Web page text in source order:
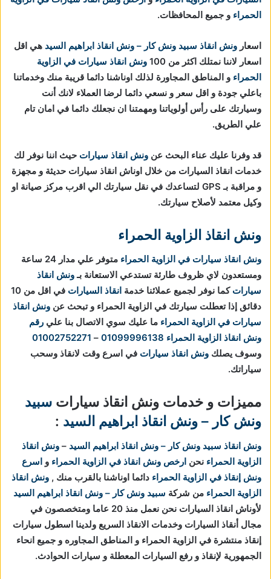
الحمراء و جميع المحافظات.
اسعار ونش انقاذ سبيد ونش كار – ونش انقاذ ابراهيم السيد هي اقل
اسعار لاننا نمتلك اكثر من 100
ونش انقاذ سيارات في الزاوية
الحمراء و المناطق المجاورة لذلك اوناشنا دائما قريبة منك وخدماتنا
باعلي جودة و اقل سعر و نسعي دائما لرضا العملاء لانك أنت
وسيارتك على رأس أولوياتنا ومهمتنا ان نجعلك دائما في امان تام
علي الطريق.
قد وفرنا عليك عناء البحث عن ونش انقاذ سيارات حيث اننا نوفر لك
خدمات انقاذ السيارات من خلال اوناش انقاذ سيارات حديثة و مجهزة
و مراقبة بـ GPS لتساعدك في نقل سيارتك الي اقرب مركز صيانة او
وكيل معتمد لأصلاح سيارتك.
ونش انقاذ الزاوية الحمراء
ونش انقاذ سيارات في الزاوية الحمراء
متوفر علي مدار 24 ساعة
ومستعدون لاي ظروف طارئة تستدعي الاستعانة بـونش انقاذ
سيارات كما نوفر لجميع عملائنا خدمة انقاذ السيارات
في اقل من 10
دقائق إذا تعطلت سيارتك في الزاوية الحمراء و تبحث عن ونش انقاذ
سيارات في الزاوية الحمراء ما عليك سوي الاتصال بنا علي رقم
ونش انقاذ الزاوية الحمراء 01099996138
–
01002752271
وسوف يصلك ونش انقاذ سيارات في اسرع وقت لانقاذ وسحب
سياراتك.
مميزات و خدمات ونش انقاذ سيارات سبيد
ونش كار – ونش انقاذ ابراهيم السيد :
ونش انقاذ سبيد ونش كار – ونش انقاذ ابراهيم السيد – ونش انقاذ
الزاوية الحمراء نحن ارخص ونش انقاذ في الزاوية الحمراء و اسرع
ونش إنقاذ في الزاوية الحمراء دائما اوناشنا بالقرب منك , ونش انقاذ
الزاوية الحمراء من شركة سبيد ونش كار – ونش انقاذ ابراهيم السيد
لأوناش انقاذ السيارات نحن نعمل منذ 20 عاما ومتخصصون في
مجال أنقاذ السيارات وخدمات الانقاذ السريع ولدينا اسطول سيارات
إنقاذ منتشرة في الزاوية الحمراء و المناطق المجاوره و جميع انحاء
الجمهورية لإنقاذ و رفع السيارات المعطلة و سيارات الحوادث.